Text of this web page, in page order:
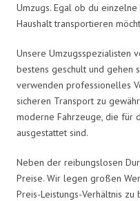
Umzugs. Egal ob du
Haushalt transportieren
Unsere Umzugsspezialisten
bestens geschult und gehen
verwenden professionelles
sicheren Transport zu
moderne Fahrzeuge, die für
ausgestattet sind.
Neben der reibungslosen
Preise. Wir legen großen
Preis-Leistungs-Verhältnis